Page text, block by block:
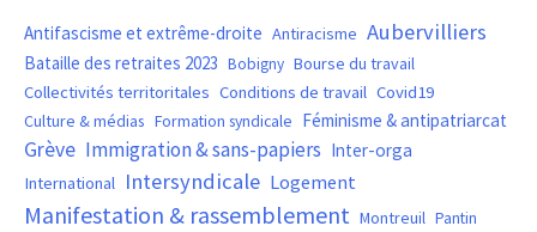
Antifascisme et extrême-droite Antiracisme Aubervilliers
Bataille des retraites 2023 Bobigny Bourse du travail
Collectivités territoritales Conditions de travail Covid19
Culture & médias Formation syndicale Féminisme & antipatriarcat
Grève Immigration & sans-papiers Inter-orga
International Intersyndicale Logement
Manifestation & rassemblement Montreuil Pantin